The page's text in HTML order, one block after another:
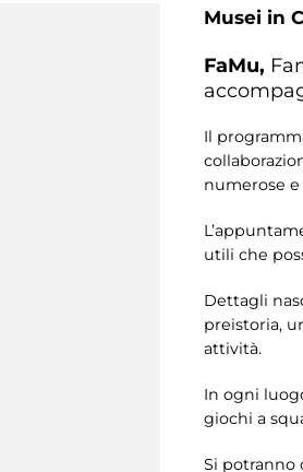
Musei in
FaMu,
Il
numerose
utili che
Dettagli
preistoria,
attività.
In ogni
giochi a
Si potranno